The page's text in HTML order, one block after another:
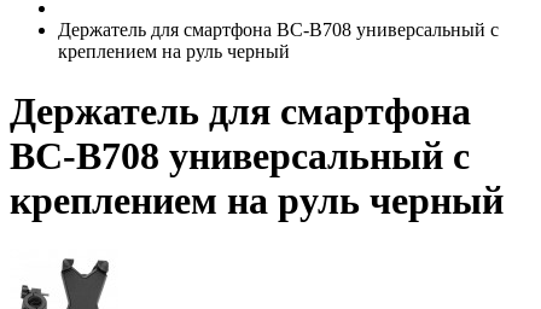
Держатель для смартфона BC-B708 универсальный с
креплением на руль черный
Держатель для смартфона
BC-B708 универсальный с
креплением на руль черный